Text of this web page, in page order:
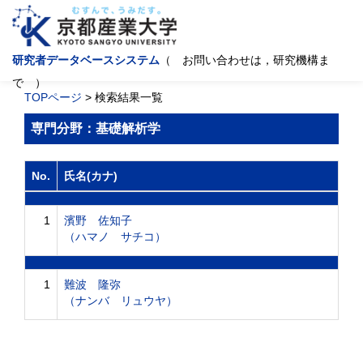
研究者データベースシステム （ お問い合わせは，研究機構ま
で ）
TOPページ > 検索結果一覧
専門分野：基礎解析学
No. 氏名(カナ)
1
濱野 佐知子
（ハマノ サチコ）
1
難波 隆弥
（ナンバ リュウヤ）